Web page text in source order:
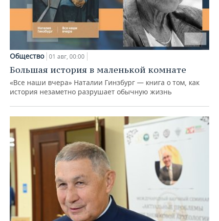
Общество 01 авг, 00:00
Большая история в маленькой комнате
«Все наши вчера» Наталии Гинзбург — книга о том, как
история незаметно разрушает обычную жизнь